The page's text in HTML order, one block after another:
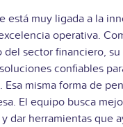
está muy ligada a la
operativa.
sector financiero,
confiables
Esa misma forma de
El equipo busca
dar herramientas que